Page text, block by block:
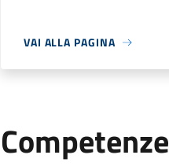
VAI ALLA PAGINA
Competenze